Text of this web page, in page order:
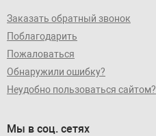
Заказать обратный звонок
Поблагодарить
Пожаловаться
Обнаружили ошибку?
Неудобно пользоваться сайтом?
Мы в соц. сетях